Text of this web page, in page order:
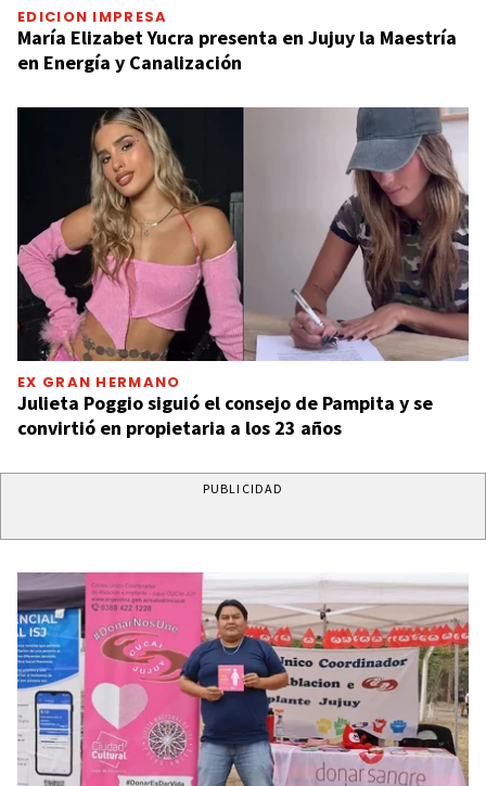
EDICION IMPRESA
María Elizabet Yucra presenta en Jujuy la Maestría
en Energía y Canalización
EX GRAN HERMANO
Julieta Poggio siguió el consejo de Pampita y se
convirtió en propietaria a los 23 años
PUBLICIDAD